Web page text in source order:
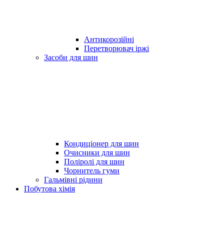
Антикорозійні
Перетворювач іржі
Засоби для шин
Кондиціонер для шин
Очисники для шин
Поліролі для шин
Чорнитель гуми
Гальмівні рідини
Побутова хімія